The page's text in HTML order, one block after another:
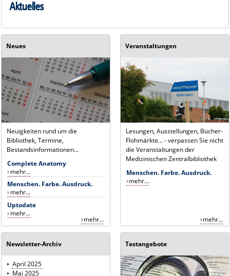
AKTUELLES
SUCHE A-Z
Aktuelles
Neues
Neuigkeiten rund um die
Bibliothek, Termine,
Bestandsinformationen...
Complete Anatomy
mehr...
Menschen. Farbe. Ausdruck.
mehr...
Uptodate
mehr...
mehr...
Veranstaltungen
Lesungen, Ausstellungen, Bücher-
Flohmärkte... - verpassen Sie nicht
die Veranstaltungen der
Medizinischen Zentralbibliothek
Menschen. Farbe. Ausdruck.
mehr...
mehr...
Newsletter-Archiv
April 2025
Mai 2025
Testangebote